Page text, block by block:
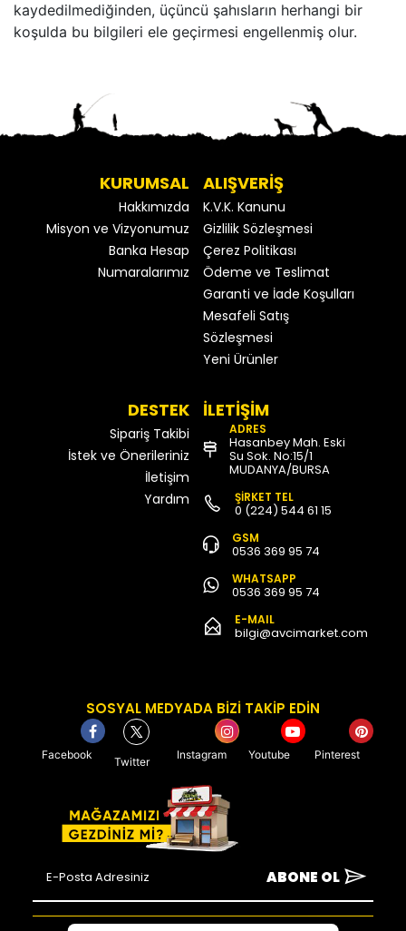
kaydedilmediğinden, üçüncü şahısların herhangi bir
koşulda bu bilgileri ele geçirmesi engellenmiş olur.
KURUMSAL
Hakkımızda
Misyon ve Vizyonumuz
Banka Hesap
Numaralarımız
ALIŞVERİŞ
K.V.K. Kanunu
Gizlilik Sözleşmesi
Çerez Politikası
Ödeme ve Teslimat
Garanti ve İade Koşulları
Mesafeli Satış
Sözleşmesi
Yeni Ürünler
DESTEK
Sipariş Takibi
İstek ve Önerileriniz
İletişim
Yardım
İLETİŞİM
ADRES
Hasanbey Mah. Eski
Su Sok. No:15/1
MUDANYA/BURSA
ŞİRKET TEL
0 (224) 544 61 15
GSM
0536 369 95 74
WHATSAPP
0536 369 95 74
E-MAIL
bilgi@avcimarket.com
SOSYAL MEDYADA BİZİ TAKİP EDİN
Facebook
Twitter
Instagram Youtube Pinterest
ABONE OL